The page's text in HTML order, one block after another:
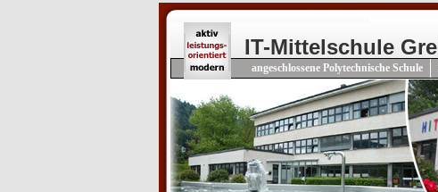
IT-Mittelschule
angeschlossene Polytechnische Schule